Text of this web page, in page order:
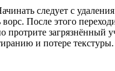
следует с
После этого
загрязнённый
и потере текстуры.